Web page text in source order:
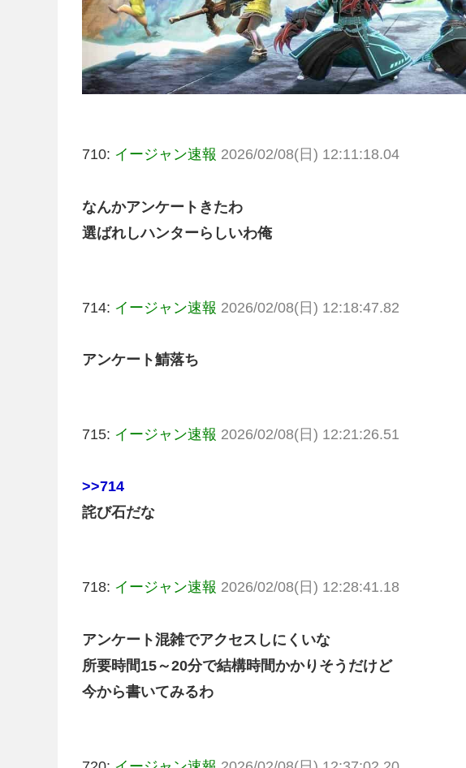
710: イージャン速報 2026/02/08(日) 12:11:18.04
なんかアンケートきたわ
選ばれしハンターらしいわ俺
714: イージャン速報 2026/02/08(日) 12:18:47.82
アンケート鯖落ち
715: イージャン速報 2026/02/08(日) 12:21:26.51
>>714
詫び石だな
718: イージャン速報 2026/02/08(日) 12:28:41.18
アンケート混雑でアクセスしにくいな
所要時間15～20分で結構時間かかりそうだけど
今から書いてみるわ